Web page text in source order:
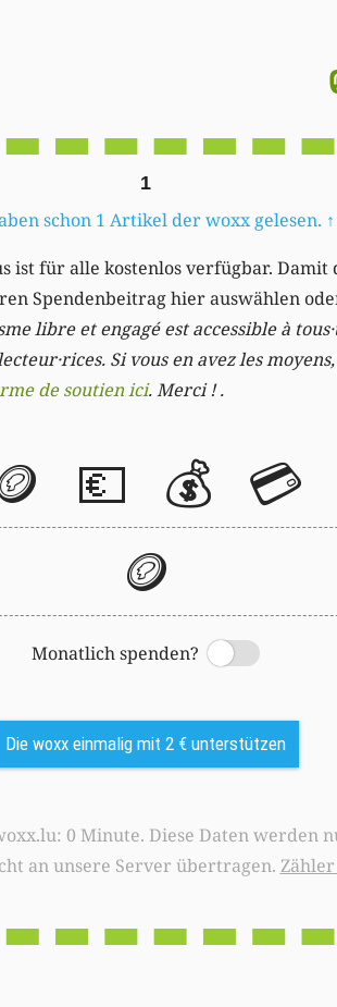
1
schon 1 Artikel der woxx gelesen. ↑
ist für alle kostenlos verfügbar. Damit
Spendenbeitrag hier auswählen
libre et engagé est accessible à
Si vous en avez les
de soutien ici. Merci ! .
💶 💰 💳
🪙
Monatlich spenden?
Switch
Die woxx einmalig mit 2 € unterstützen
in Ihrem Browser
an unsere Server übertragen.